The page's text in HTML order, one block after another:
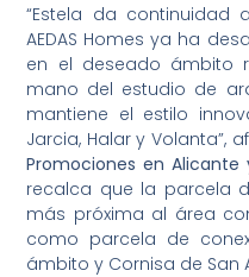
“Estela da continuidad
AEDAS Homes ya ha
en el deseado ámbito
mano del estudio de
mantiene el estilo
Jarcia, Halar y Volanta”,
Promociones en Alicante
recalca que la parcela
más próxima al área
como parcela de
ámbito y Cornisa de San